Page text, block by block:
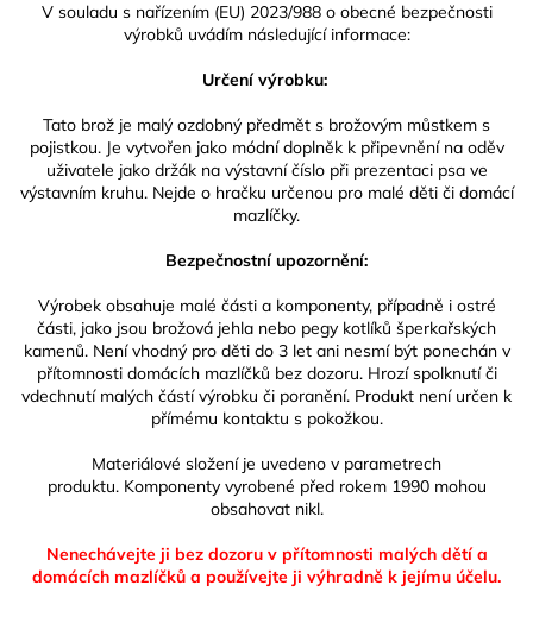
V souladu s nařízením (EU) 2023/988 o obecné bezpečnosti
výrobků uvádím následující informace:
Určení výrobku:
Tato brož je malý ozdobný předmět s brožovým můstkem s
pojistkou. Je vytvořen jako módní doplněk k připevnění na oděv
uživatele jako držák na výstavní číslo při prezentaci psa ve
výstavním kruhu. Nejde o hračku určenou pro malé děti či domácí
mazlíčky.
Bezpečnostní upozornění:
Výrobek obsahuje malé části a komponenty, případně i ostré
části, jako jsou brožová jehla nebo pegy kotlíků šperkařských
kamenů. Není vhodný pro děti do 3 let ani nesmí být ponechán v
přítomnosti domácích mazlíčků bez dozoru. Hrozí spolknutí či
vdechnutí malých částí výrobku či poranění. Produkt není určen k
přímému kontaktu s pokožkou.
Materiálové složení je uvedeno v parametrech
produktu. Komponenty vyrobené před rokem 1990 mohou
obsahovat nikl.
Nenechávejte ji bez dozoru v přítomnosti malých dětí a
domácích mazlíčků a používejte ji výhradně k jejímu účelu.